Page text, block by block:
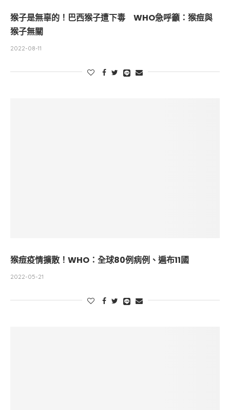
猴子是無辜的！巴西猴子遭下毒 WHO急呼籲：猴痘與
猴子無關
2022-08-11
猴痘疫情擴散！WHO：全球80例病例、遍布11國
2022-05-21